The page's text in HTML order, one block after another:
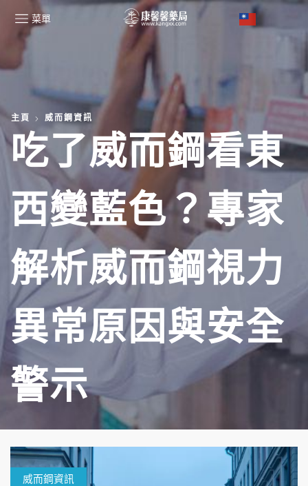
菜單
主頁 威而鋼資訊
吃了威而鋼看東
西變藍色？專家
解析威而鋼視力
異常原因與安全
警示
威而鋼資訊